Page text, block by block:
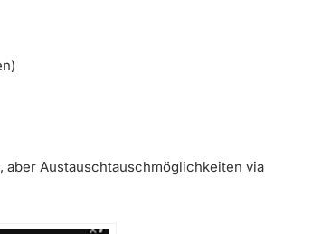
aber Austauschtauschmöglichkeiten via